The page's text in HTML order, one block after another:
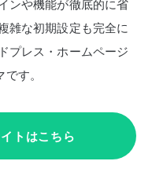
ンや機能が徹底的に省
雑な初期設定も完全に
プレス・ホームページ
す。
トはこちら